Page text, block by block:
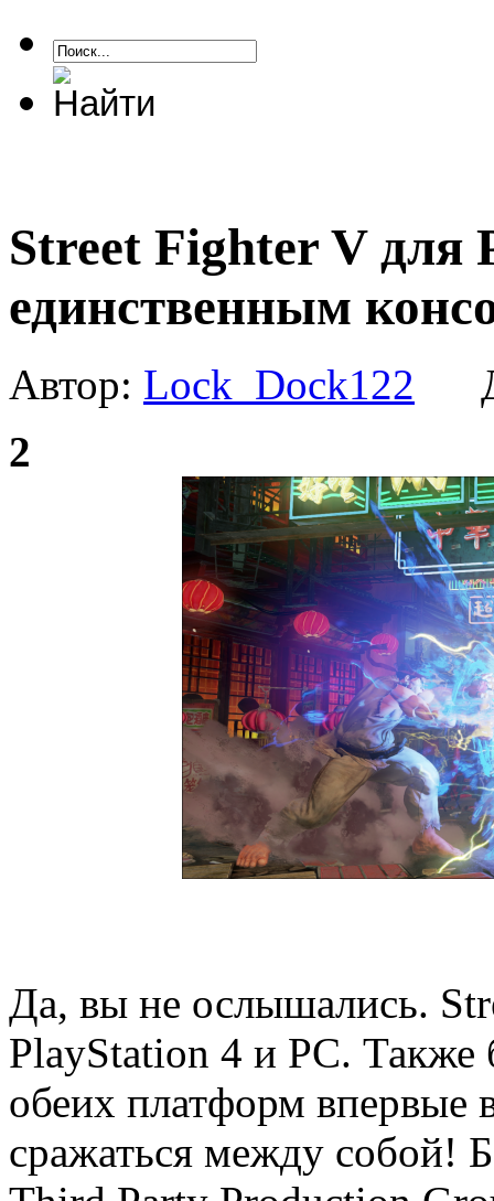
Street Fighter V для
единственным
Автор: Lock_Dock122
2
Да, вы не ослышались.
PlayStation 4 и PC. Также
обеих платформ впервые
сражаться между собой!